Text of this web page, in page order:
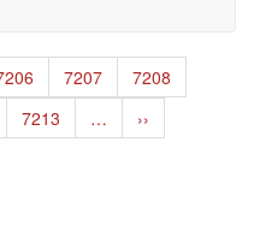
Page
7207 Page
7208
Page
7213 …
Pagina
successiva
››